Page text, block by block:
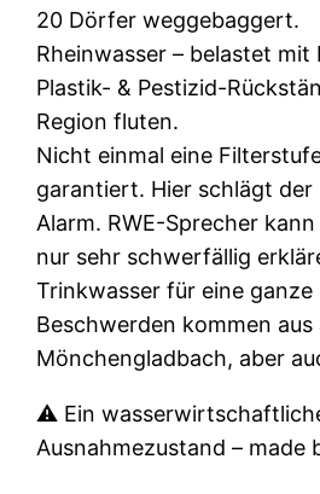
20 Dörfer weggebaggert.
Rheinwasser – belastet mit
Plastik- & Pestizid-
Region fluten.
Nicht einmal eine
garantiert. Hier schlägt der
Alarm. RWE-Sprecher
nur sehr schwerfällig
Trinkwasser für eine
Beschwerden kommen aus
Mönchengladbach, aber
⚠️ Ein
Ausnahmezustand – made